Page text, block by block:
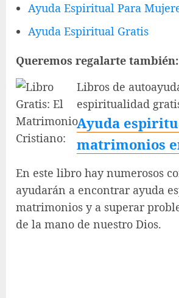
Ayuda Espiritual Para
Ayuda Espiritual Gratis
Queremos regalarte también:
Libros de
espiritualidad
Ayuda
matrimonios
En este libro hay numerosos
ayudarán a encontrar ayuda
matrimonios y a superar
de la mano de nuestro Dios.